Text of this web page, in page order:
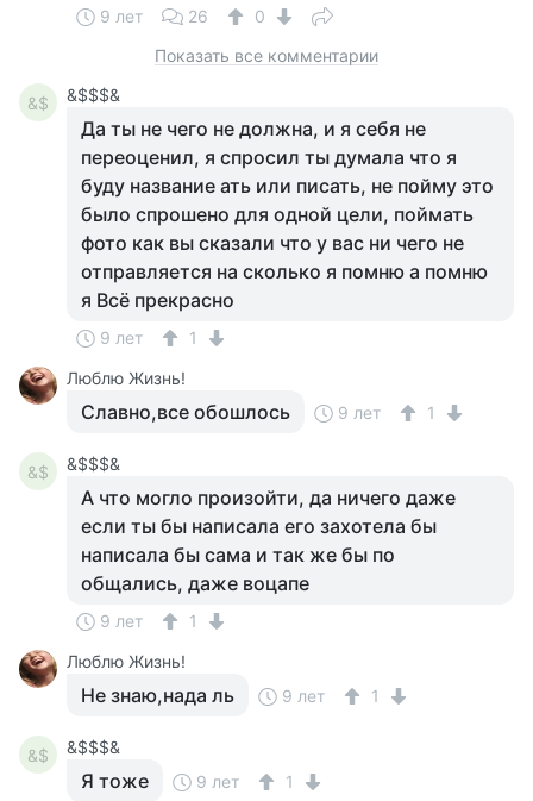
9 лет 26
0
Показать все комментарии
&$ &$$$&
Да ты не чего не должна, и я себя не
переоценил, я спросил ты думала что я
буду название ать или писать, не пойму это
было спрошено для одной цели, поймать
фото как вы сказали что у вас ни чего не
отправляется на сколько я помню а помню
я Всё прекрасно
9 лет
1
Люблю Жизнь!
Славно,все обошлось 9 лет 1
&$ &$$$&
А что могло произойти, да ничего даже
если ты бы написала его захотела бы
написала бы сама и так же бы по
общались, даже воцапе
9 лет
1
Люблю Жизнь!
Не знаю,нада ль 9 лет 1
&$ &$$$&
Я тоже 9 лет 1